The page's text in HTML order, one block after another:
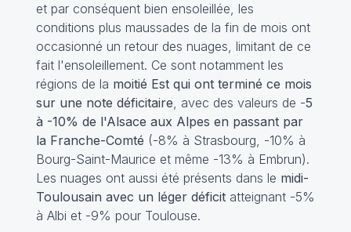
et par conséquent bien ensoleillée, les
conditions plus maussades de la fin de mois ont
occasionné un retour des nuages, limitant de ce
fait l'ensoleillement. Ce sont notamment les
régions de la moitié Est qui ont terminé ce mois
sur une note déficitaire, avec des valeurs de -5
à -10% de l'Alsace aux Alpes en passant par
la Franche-Comté (-8% à Strasbourg, -10% à
Bourg-Saint-Maurice et même -13% à Embrun).
Les nuages ont aussi été présents dans le midi-
Toulousain avec un léger déficit atteignant -5%
à Albi et -9% pour Toulouse.